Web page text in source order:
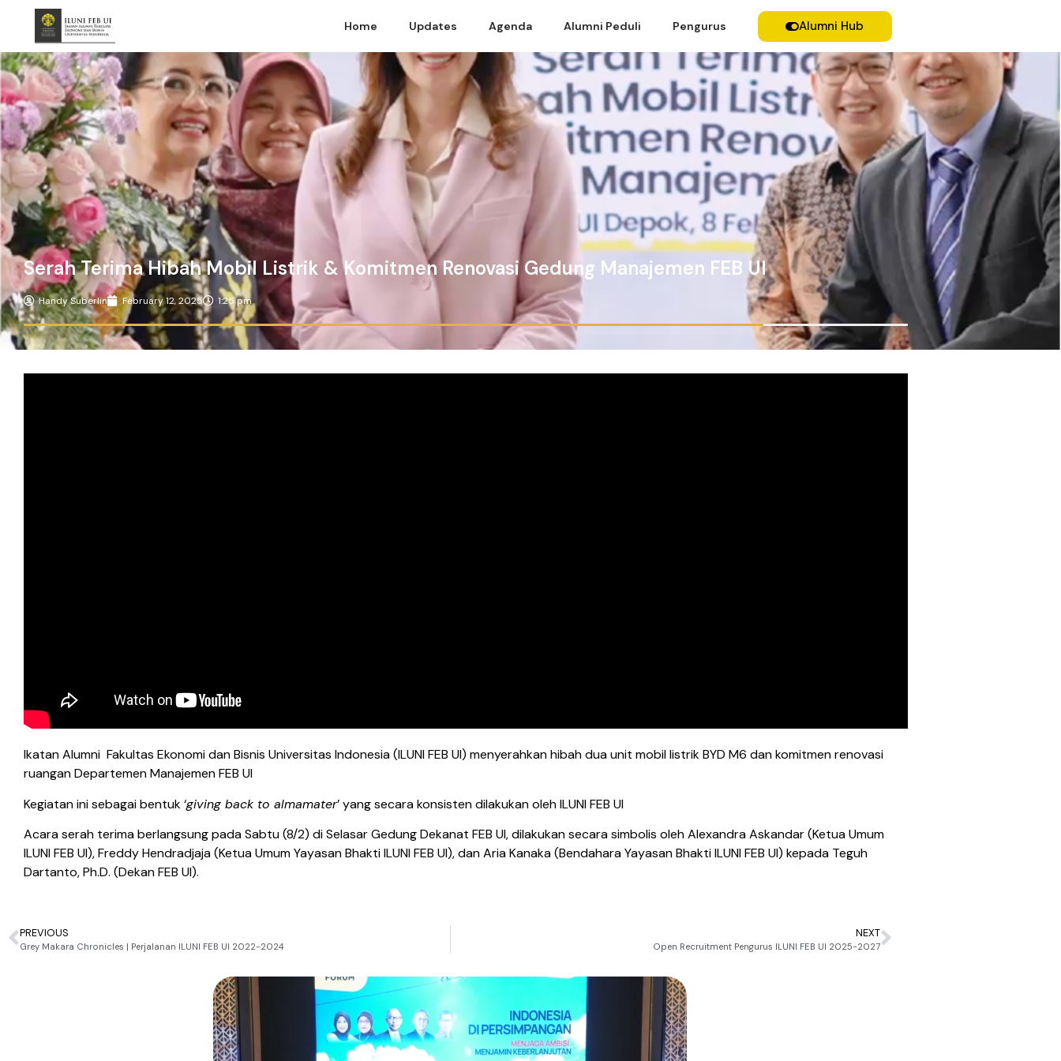
Home Updates Agenda Alumni Peduli Pengurus Alumni Hub
Serah Terima Hibah Mobil Listrik & Komitmen Renovasi Gedung Manajemen FEB UI
Handy Suberlin February 12, 2025 1:25 pm
Ikatan Alumni Fakultas Ekonomi dan Bisnis Universitas Indonesia (ILUNI FEB UI) menyerahkan hibah dua unit mobil listrik BYD M6 dan komitmen renovasi
ruangan Departemen Manajemen FEB UI
Kegiatan ini sebagai bentuk ‘giving back to almamater’ yang secara konsisten dilakukan oleh ILUNI FEB UI
Acara serah terima berlangsung pada Sabtu (8/2) di Selasar Gedung Dekanat FEB UI, dilakukan secara simbolis oleh Alexandra Askandar (Ketua Umum
ILUNI FEB UI), Freddy Hendradjaja (Ketua Umum Yayasan Bhakti ILUNI FEB UI), dan Aria Kanaka (Bendahara Yayasan Bhakti ILUNI FEB UI) kepada Teguh
Dartanto, Ph.D. (Dekan FEB UI).
PREVIOUS
Grey Makara Chronicles | Perjalanan ILUNI FEB UI 2022-2024
NEXT
Open Recruitment Pengurus ILUNI FEB UI 2025-2027